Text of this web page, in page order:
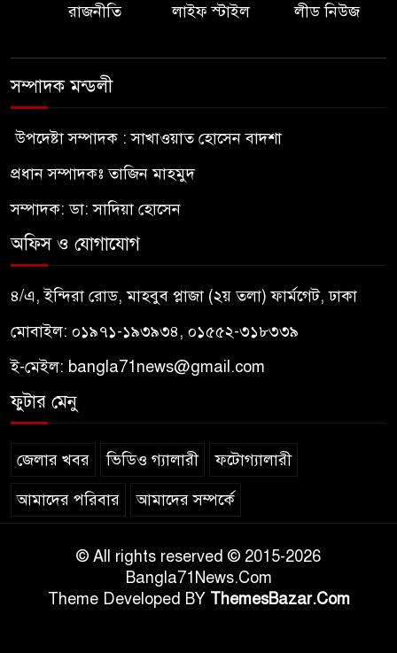
রাজনীতি
লাইফ স্টাইল লীড নিউজ
সম্পাদক মন্ডলী
উপদেষ্টা সম্পাদক : সাখাওয়াত হোসেন বাদশা
প্রধান সম্পাদকঃ তাজিন মাহমুদ
সম্পাদক: ডা: সাদিয়া হোসেন
অফিস ও যোগাযোগ
৪/এ, ইন্দিরা রোড, মাহবুব প্লাজা (২য় তলা) ফার্মগেট, ঢাকা
মোবাইল: ০১৯৭১-১৯৩৯৩৪, ০১৫৫২-৩১৮৩৩৯
ই-মেইল: bangla71news@gmail.com
ফুটার মেনু
জেলার খবর ভিডিও গ্যালারী ফটোগ্যালারী
আমাদের পরিবার আমাদের সম্পর্কে
© All rights reserved © 2015-2026
Bangla71News.Com
Theme Developed BY ThemesBazar.Com